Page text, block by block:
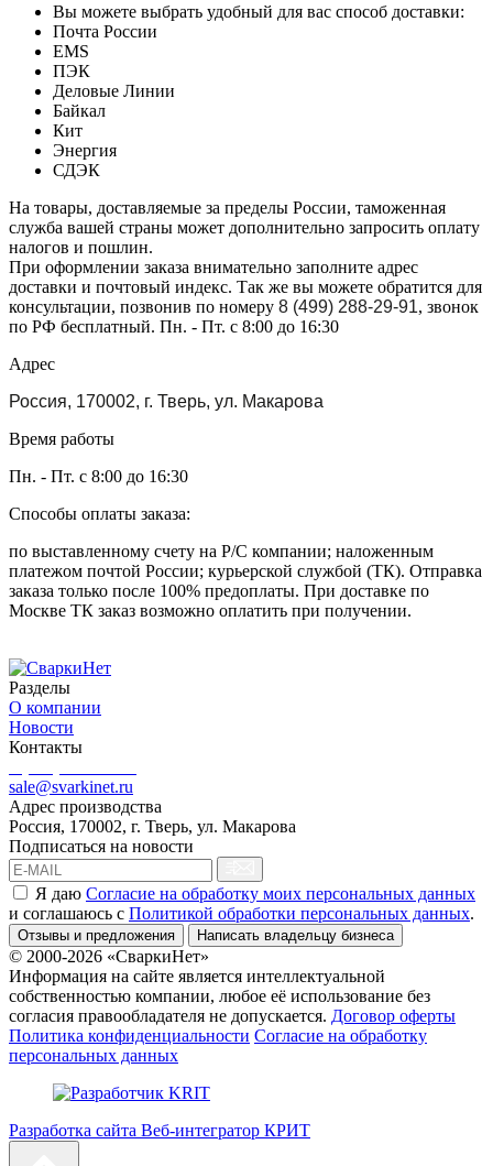
Вы можете выбрать удобный для вас способ доставки:
Почта России
EMS
ПЭК
Деловые Линии
Байкал
Кит
Энергия
СДЭК
На товары, доставляемые за пределы России, таможенная
служба вашей страны может дополнительно запросить оплату
налогов и пошлин.
При оформлении заказа внимательно заполните адрес
доставки и почтовый индекс. Так же вы можете обратится для
консультации, позвонив по номеру 8 (499) 288-29-91, звонок
по РФ бесплатный. Пн. - Пт. с 8:00 до 16:30
Адрес
Россия, 170002, г. Тверь, ул. Макарова
Время работы
Пн. - Пт. с 8:00 до 16:30
Способы оплаты заказа:
по выставленному счету на Р/С компании; наложенным
платежом почтой России; курьерской службой (ТК). Отправка
заказа только после 100% предоплаты. При доставке по
Москве ТК заказ возможно оплатить при получении.
Разделы
О компании
Новости
Контакты
sale@svarkinet.ru
Адрес производства
Россия, 170002, г. Тверь, ул. Макарова
Подписаться на новости
Я даю Согласие на обработку моих персональных данных
и соглашаюсь c Политикой обработки персональных данных.
Отзывы и предложения Написать владельцу бизнеса
© 2000-2026 «СваркиНет»
Информация на сайте является интеллектуальной
собственностью компании, любое её использование без
согласия правообладателя не допускается. Договор оферты
Политика конфиденциальности Согласие на обработку
персональных данных
Разработка сайта Веб-интегратор КРИТ